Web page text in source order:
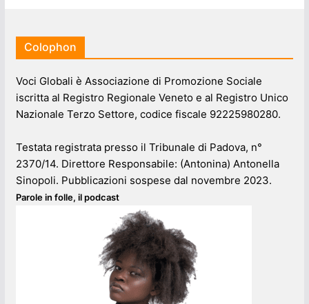
Colophon
Voci Globali è Associazione di Promozione Sociale
iscritta al Registro Regionale Veneto e al Registro Unico
Nazionale Terzo Settore, codice fiscale 92225980280.
Testata registrata presso il Tribunale di Padova, n°
2370/14. Direttore Responsabile: (Antonina) Antonella
Sinopoli. Pubblicazioni sospese dal novembre 2023.
Parole in folle, il podcast